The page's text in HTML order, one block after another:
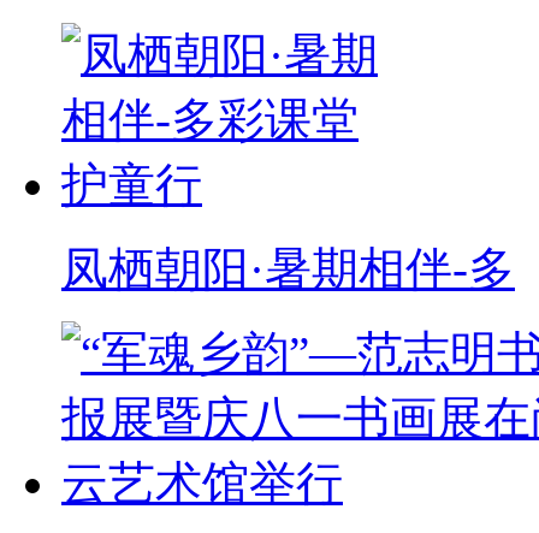
凤栖朝阳·暑期相伴-多